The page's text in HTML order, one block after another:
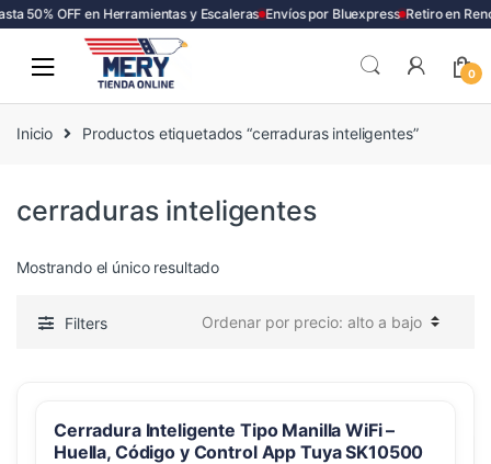
50% OFF en Herramientas y Escaleras Envíos por Bluexpress Retiro en
0
Inicio Productos etiquetados “cerraduras inteligentes”
cerraduras inteligentes
Mostrando el único resultado
Filters
Cerradura Inteligente Tipo Manilla WiFi –
Huella, Código y Control App Tuya SK10500